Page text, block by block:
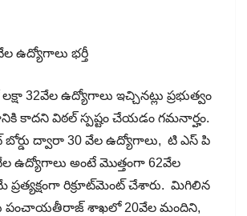
ఉద్యోగాలు భర్తీ
32వేల ఉద్యోగాలు ఇచ్చినట్లు ప్రభుత్వం
కాదని విఠల్​ స్పష్టం చేయడం గమనార్హం.
బోర్డు ద్వారా 30 వేల ఉద్యోగాలు, టి ఎస్ పి
ఉద్యోగాలు అంటే మొత్తంగా 62వేల
రిక్రూట్​మెంట్​​ చేశారు. మిగిలిన
పంచాయతీరాజ్ శాఖలో 20వేల మందిని,